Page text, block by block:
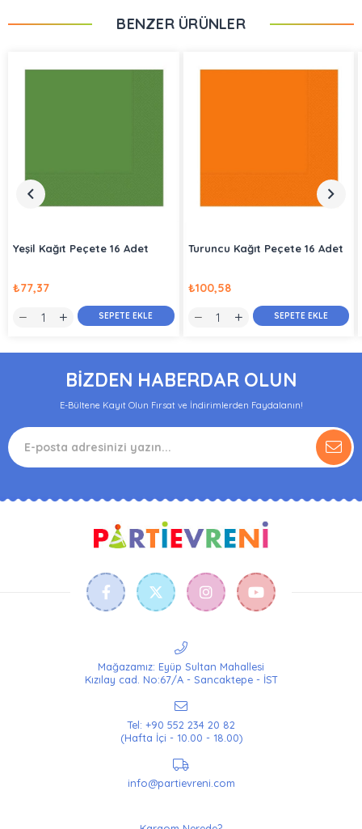
BENZER ÜRÜNLER
Yeşil Kağıt Peçete 16 Adet
₺77,37
SEPETE EKLE
Turuncu Kağıt Peçete 16 Adet
₺100,58
SEPETE EKLE
BİZDEN HABERDAR OLUN
E-Bültene Kayıt Olun Fırsat ve İndirimlerden Faydalanın!
Mağazamız: Eyüp Sultan Mahallesi
Kızılay cad. No:67/A - Sancaktepe - İST
Tel: +90 552 234 20 82
(Hafta İçi - 10.00 - 18.00)
info@partievreni.com